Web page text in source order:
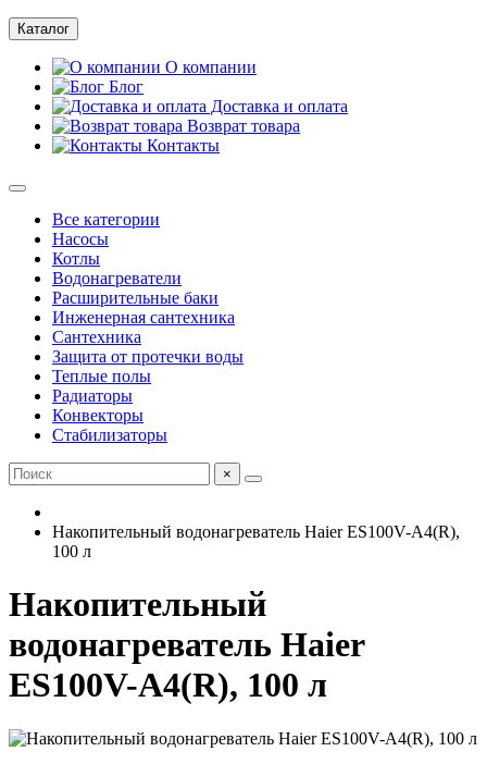
Каталог
О компании
Блог
Доставка и оплата
Возврат товара
Контакты
Все категории
Насосы
Котлы
Водонагреватели
Расширительные баки
Инженерная сантехника
Сантехника
Защита от протечки воды
Теплые полы
Радиаторы
Конвекторы
Стабилизаторы
×
Накопительный водонагреватель Haier ES100V-A4(R),
100 л
Накопительный
водонагреватель Haier
ES100V-A4(R), 100 л